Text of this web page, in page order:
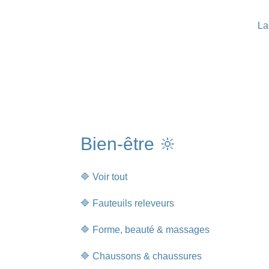
Bien-être 🔆
🔷 Voir tout
🔷 Fauteuils releveurs
🔷 Forme, beauté & massages
🔷 Chaussons & chaussures